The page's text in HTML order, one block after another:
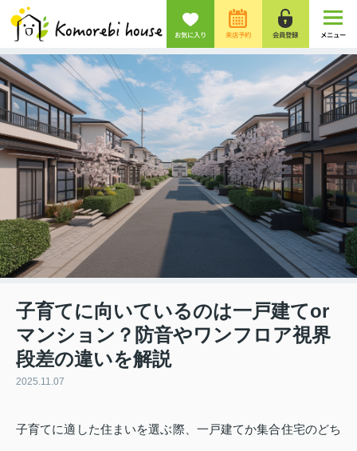
お気に入り 来店予約 会員登録 メニュー
子育てに向いているのは一戸建てor
マンション？防音やワンフロア視界
段差の違いを解説
2025.11.07
子育てに適した住まいを選ぶ際、一戸建てか集合住宅のどち